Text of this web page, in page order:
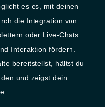
es es, mit deinen
die Integration von
oder Live-Chats
Interaktion fördern.
bereitstellst, hältst du
und zeigst dein